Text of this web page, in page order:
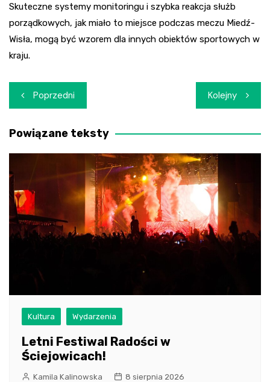
Skuteczne systemy monitoringu i szybka reakcja służb
porządkowych, jak miało to miejsce podczas meczu Miedź-
Wisła, mogą być wzorem dla innych obiektów sportowych w
kraju.
Nawigacja
wpisu
Poprzedni Kolejny
Powiązane teksty
Kultura Wydarzenia
Letni Festiwal Radości w
Ściejowicach!
Kamila Kalinowska 8 sierpnia 2026